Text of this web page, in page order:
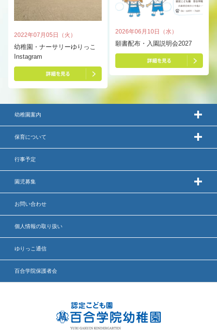
2026年06月10日（水）
願書配布・入園説明会2027
2022年07月05日（火）
幼稚園・ナーサリーゆりっこ
Instagram
幼稚園案内
保育について
行事予定
園児募集
お問い合わせ
個人情報の取り扱い
ゆりっこ通信
百合学院保護者会